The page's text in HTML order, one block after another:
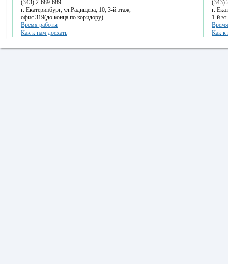
(343) 2-689-689
г. Екатеринбург, ул.Радищева, 10, 3-й этаж,
офис 319(до конца по коридору)
Время работы
Как к нам доехать
(343)
г.
1-й
Как к